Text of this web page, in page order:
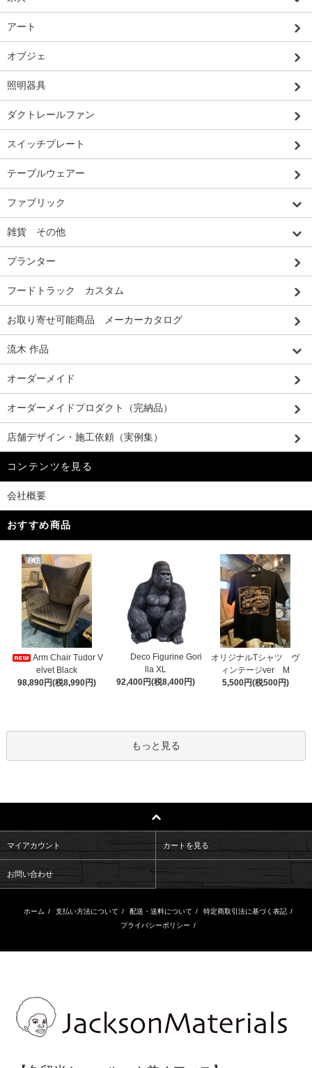
アート
オブジェ
照明器具
ダクトレールファン
スイッチプレート
テーブルウェアー
ファブリック
雑貨 その他
プランター
フードトラック カスタム
お取り寄せ可能商品 メーカーカタログ
流木 作品
オーダーメイド
オーダーメイドプロダクト（完納品）
店舗デザイン・施工依頼（実例集）
コンテンツを見る
会社概要
おすすめ商品
Arm Chair Tudor V
elvet Black
98,890円(税8,990円)
Deco Figurine Gori
lla XL
92,400円(税8,400円)
オリジナルTシャツ ヴ
ィンテージver M
5,500円(税500円)
もっと見る
マイアカウント カートを見る
お問い合わせ
ホーム / 支払い方法について / 配送・送料について / 特定商取引法に基づく表記 /
プライバシーポリシー /